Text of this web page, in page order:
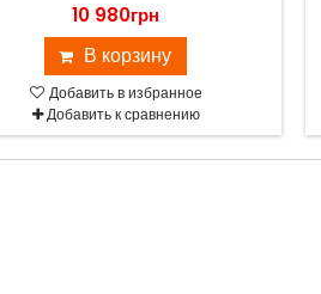
10 980грн
В корзину
Добавить в избранное
Добавить к сравнению